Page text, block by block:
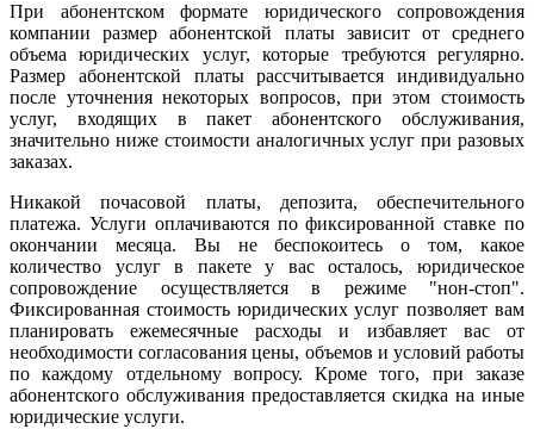
При абонентском формате юридического сопровождения
компании размер абонентской платы зависит от среднего
объема юридических услуг, которые требуются регулярно.
Размер абонентской платы рассчитывается индивидуально
после уточнения некоторых вопросов, при этом стоимость
услуг, входящих в пакет абонентского обслуживания,
значительно ниже стоимости аналогичных услуг при разовых
заказах.
Никакой почасовой платы, депозита, обеспечительного
платежа. Услуги оплачиваются по фиксированной ставке по
окончании месяца. Вы не беспокоитесь о том, какое
количество услуг в пакете у вас осталось, юридическое
сопровождение осуществляется в режиме "нон-стоп".
Фиксированная стоимость юридических услуг позволяет вам
планировать ежемесячные расходы и избавляет вас от
необходимости согласования цены, объемов и условий работы
по каждому отдельному вопросу. Кроме того, при заказе
абонентского обслуживания предоставляется скидка на иные
юридические услуги.